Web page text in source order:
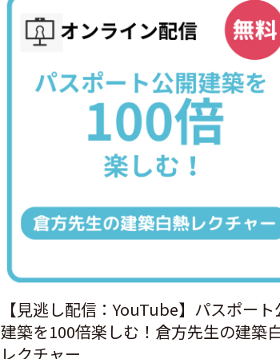
【見逃し配信：YouTube】パスポート
建築を100倍楽しむ！倉方先生の建築
レクチャー